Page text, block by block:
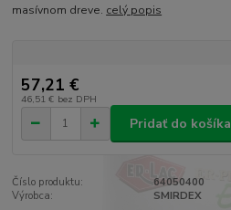
masívnom dreve. celý popis
57,21 €
46,51 € bez DPH
Pridať do košíka
Číslo produktu:
64050400
Výrobca:
SMIRDEX